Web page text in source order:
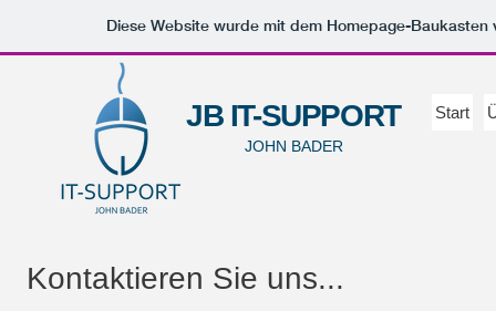
Diese Website wurde mit dem Homepage-Baukasten
JB IT-SUPPORT
JOHN BADER
Start
Kontaktieren Sie uns...